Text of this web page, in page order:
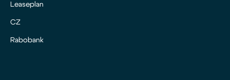
Leaseplan
CZ
Rabobank